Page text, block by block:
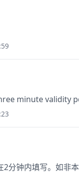
minute validity
分钟内填写。如非